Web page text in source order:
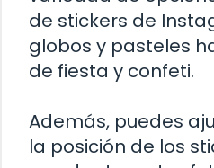
de stickers de
globos y pasteles
de fiesta y confeti.
Además, puedes
la posición de los